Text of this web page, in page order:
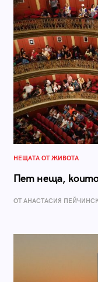
НЕЩАТА ОТ ЖИВОТА
Пет неща,
ОТ AНАСТАСИЯ